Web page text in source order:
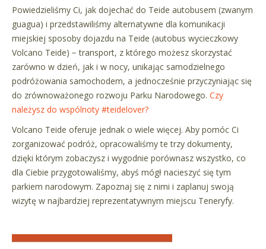
Powiedzieliśmy Ci, jak dojechać do Teide autobusem (zwanym
guagua) i przedstawiliśmy alternatywne dla komunikacji
miejskiej sposoby dojazdu na Teide (autobus wycieczkowy
Volcano Teide) − transport, z którego możesz skorzystać
zarówno w dzień, jak i w nocy, unikając samodzielnego
podróżowania samochodem, a jednocześnie przyczyniając się
do zrównoważonego rozwoju Parku Narodowego. Czy
należysz do wspólnoty #teidelover?
Volcano Teide oferuje jednak o wiele więcej. Aby pomóc Ci
zorganizować podróż, opracowaliśmy te trzy dokumenty,
dzięki którym zobaczysz i wygodnie porównasz wszystko, co
dla Ciebie przygotowaliśmy, abyś mógł nacieszyć się tym
parkiem narodowym. Zapoznaj się z nimi i zaplanuj swoją
wizytę w najbardziej reprezentatywnym miejscu Teneryfy.